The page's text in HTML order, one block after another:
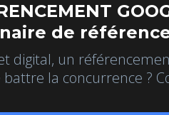
de
digital, un
battre la concurrence ?